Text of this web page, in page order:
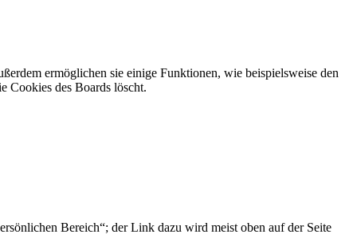
ermöglichen sie einige Funktionen, wie beispielsweise den
Cookies des Boards löscht.
Bereich“; der Link dazu wird meist oben auf der Seite